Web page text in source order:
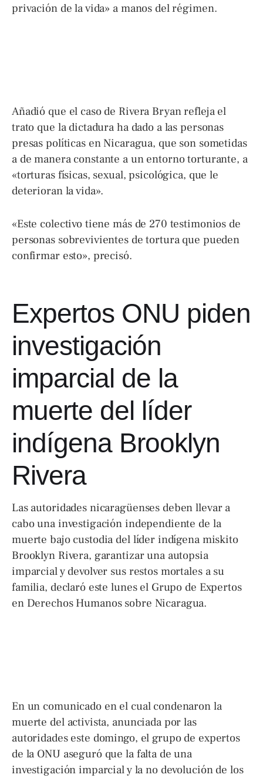
privación de la vida» a manos del régimen.
Añadió que el caso de Rivera Bryan refleja el
trato que la dictadura ha dado a las personas
presas políticas en Nicaragua, que son sometidas
a de manera constante a un entorno torturante, a
«torturas físicas, sexual, psicológica, que le
deterioran la vida».
«Este colectivo tiene más de 270 testimonios de
personas sobrevivientes de tortura que pueden
confirmar esto», precisó.
Expertos ONU piden
investigación
imparcial de la
muerte del líder
indígena Brooklyn
Rivera
Las autoridades nicaragüenses deben llevar a
cabo una investigación independiente de la
muerte bajo custodia del líder indígena miskito
Brooklyn Rivera, garantizar una autopsia
imparcial y devolver sus restos mortales a su
familia, declaró este lunes el Grupo de Expertos
en Derechos Humanos sobre Nicaragua.
En un comunicado en el cual condenaron la
muerte del activista, anunciada por las
autoridades este domingo, el grupo de expertos
de la ONU aseguró que la falta de una
investigación imparcial y la no devolución de los